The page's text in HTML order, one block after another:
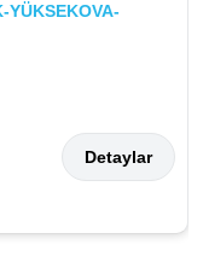
YÜKSEKOVA-
Detaylar